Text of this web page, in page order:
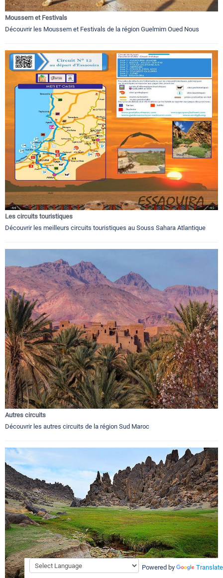
Moussem et Festivals
Découvrir les Moussem et Festivals de la région Guelmim Oued Nous
Les circuits touristiques
Découvrir les meilleurs circuits touristiques au Souss Sahara Atlantique
Autres circuits
Découvrir les autres circuits de la région Sud Maroc
Powered by Translate